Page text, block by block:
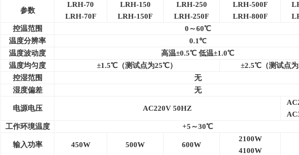
参数
LRH-70
LRH-70F
LRH-150
LRH-150F
LRH-250
LRH-250F
LRH-500F
LRH-800F
控温范围
0 ～60℃
温度分辨率
0.1℃
温度波动度
高温±0.5℃ 低温±1.0℃
温度均匀度
±1.5℃（测试点为25℃）
±2.5℃（测试点为
控湿范围
无
湿度偏差
无
电源电压 AC220V 50HZ
工作环境温度
+5 ～30℃
输入功率 450W 500W 600W
2100W
4100W